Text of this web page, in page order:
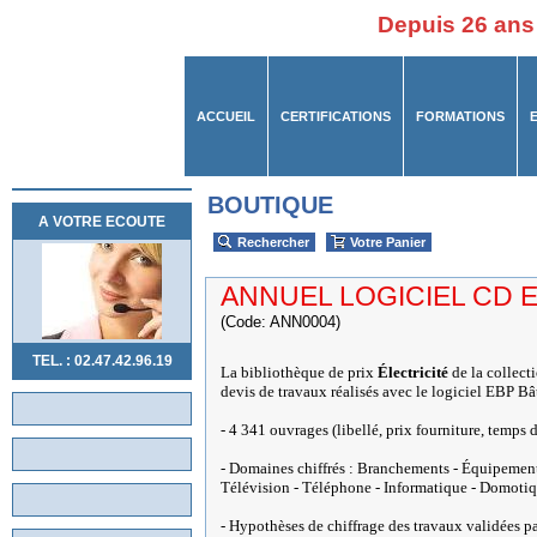
Depuis 26 ans
ACCUEIL CERTIFICATIONS FORMATIONS
A VOTRE ECOUTE
TEL. : 02.47.42.96.19
BOUTIQUE
Rechercher Votre Panier
ANNUEL LOGICIEL CD
(Code: ANN0004)
La bibliothèque de prix Électricité de la
devis de travaux réalisés avec le logiciel EBP
- 4 341 ouvrages (libellé, prix fourniture, temps
- Domaines chiffrés : Branchements -
Télévision - Téléphone - Informatique -
- Hypothèses de chiffrage des travaux validées